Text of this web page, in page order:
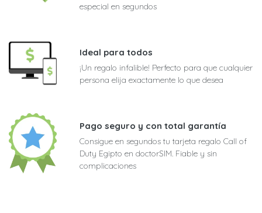
especial en segundos
Ideal para todos
¡Un regalo infalible! Perfecto para que cualquier
persona elija exactamente lo que desea
Pago seguro y con total garantía
Consigue en segundos tu tarjeta regalo Call of
Duty Egipto en doctorSIM. Fiable y sin
complicaciones